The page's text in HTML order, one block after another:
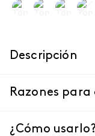
Descripción
Razones
¿Cómo usarlo?